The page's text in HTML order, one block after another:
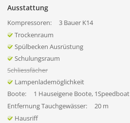
Ausstattung
Kompressoren:
3 Bauer K14
Trockenraum
Spülbecken Ausrüstung
Schulungsraum
Schliessfächer
Lampenlademöglichkeit
Boote:
1 Hauseigene Boote, 1Speedboat
Entfernung Tauchgewässer:
20 m
Hausriff